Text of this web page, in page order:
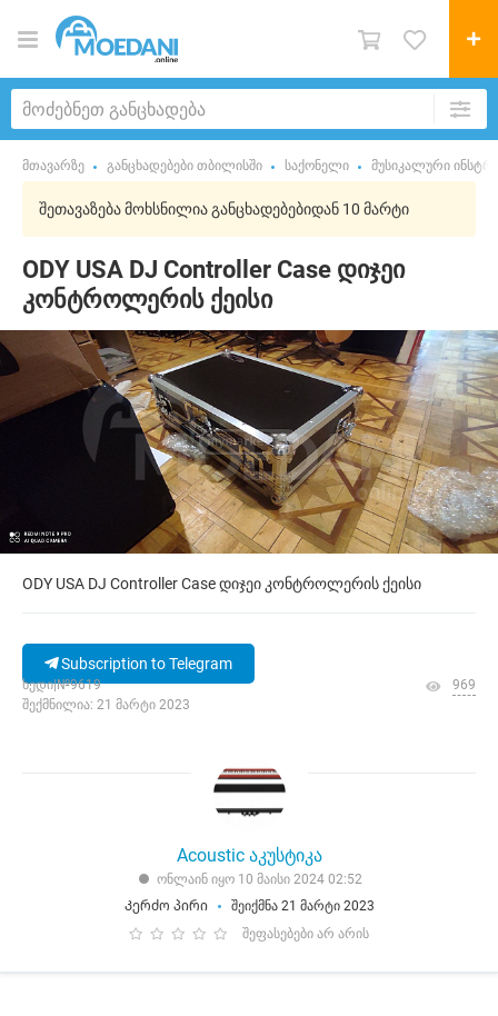
მთავარზე განცხადებები თბილისში საქონელი მუსიკალური
შეთავაზება მოხსნილია განცხადებებიდან 10 მარტი
ODY USA DJ Controller Case დიჯეი
კონტროლერის ქეისი
ODY USA DJ Controller Case დიჯეი კონტროლერის ქეისი
Subscription to Telegram
ხედი|№9619
შექმნილია: 21 მარტი 2023
969
Acoustic აკუსტიკა
ონლაინ იყო 10 მაისი 2024 02:52
Კერძო პირი
შეიქმნა 21 მარტი 2023
შეფასებები არ არის